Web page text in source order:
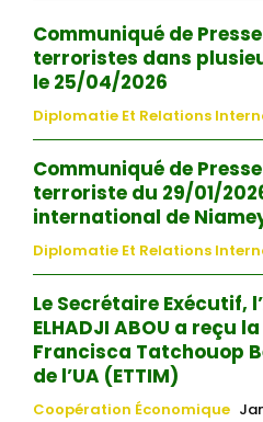
Communiqué de
terroristes dans
le 25/04/2026
Diplomatie Et Relations
Communiqué de
terroriste du 29/01/
international de
Diplomatie Et Relations
Le Secrétaire Exécutif,
ELHADJI ABOU a reçu
Francisca Tatchouop
de l’UA (ETTIM)
Coopération Économique